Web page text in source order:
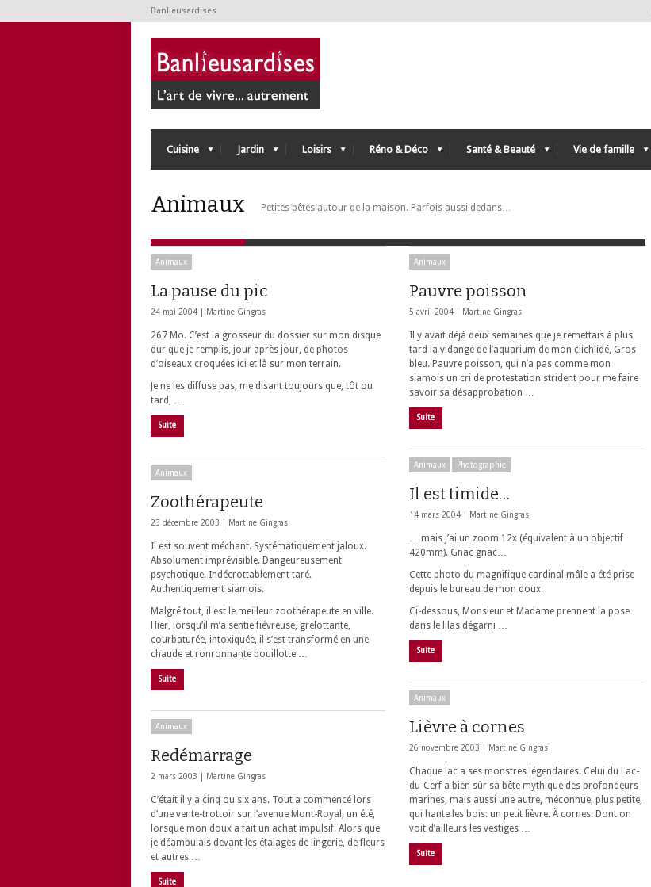
Banlieusardises
Cuisine Jardin Loisirs Réno & Déco Santé & Beauté Vie de famille
Animaux Petites bêtes autour de la maison. Parfois aussi dedans…
Animaux
La pause du pic
24 mai 2004 | Martine Gingras
267 Mo. C’est la grosseur du dossier sur mon disque
dur que je remplis, jour après jour, de photos
d’oiseaux croquées ici et là sur mon terrain.
Je ne les diffuse pas, me disant toujours que, tôt ou
tard, …
Suite
Animaux
Pauvre poisson
5 avril 2004 | Martine Gingras
Il y avait déjà deux semaines que je remettais à plus
tard la vidange de l’aquarium de mon clichlidé, Gros
bleu. Pauvre poisson, qui n’a pas comme mon
siamois un cri de protestation strident pour me faire
savoir sa désapprobation …
Suite
Animaux Photographie
Il est timide…
14 mars 2004 | Martine Gingras
… mais j’ai un zoom 12x (équivalent à un objectif
420mm). Gnac gnac…
Cette photo du magnifique cardinal mâle a été prise
depuis le bureau de mon doux.
Ci-dessous, Monsieur et Madame prennent la pose
dans le lilas dégarni …
Suite
Animaux
Zoothérapeute
23 décembre 2003 | Martine Gingras
Il est souvent méchant. Systématiquement jaloux.
Absolument imprévisible. Dangeureusement
psychotique. Indécrottablement taré.
Authentiquement siamois.
Malgré tout, il est le meilleur zoothérapeute en ville.
Hier, lorsqu’il m’a sentie fiévreuse, grelottante,
courbaturée, intoxiquée, il s’est transformé en une
chaude et ronronnante bouillotte …
Suite
Animaux
Lièvre à cornes
26 novembre 2003 | Martine Gingras
Chaque lac a ses monstres légendaires. Celui du Lac-
du-Cerf a bien sûr sa bête mythique des profondeurs
marines, mais aussi une autre, méconnue, plus petite,
qui hante les bois: un petit lièvre. À cornes. Dont on
voit d’ailleurs les vestiges …
Suite
Animaux
Redémarrage
2 mars 2003 | Martine Gingras
C’était il y a cinq ou six ans. Tout a commencé lors
d’une vente-trottoir sur l’avenue Mont-Royal, un été,
lorsque mon doux a fait un achat impulsif. Alors que
je déambulais devant les étalages de lingerie, de fleurs
et autres …
Suite